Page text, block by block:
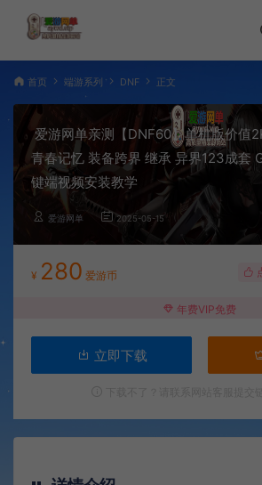
首页 端游系列 DNF 正文
爱游网单亲测【DNF60】单机版价值
青春记忆 装备跨界 继承 异界123成套
键端视频安装教学
爱游网单 2025-05-15
¥ 280 爱游币
年费VIP免费
立即下载